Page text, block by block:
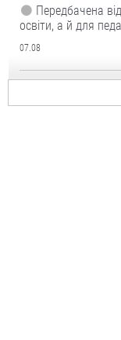
Передбачена
освіти, а й для
07.08